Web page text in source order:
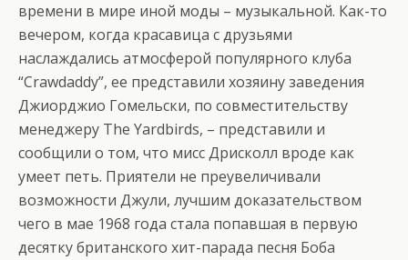
времени в мире иной моды – музыкальной. Как-то
вечером, когда красавица с друзьями
наслаждались атмосферой популярного клуба
“Crawdaddy”, ее представили хозяину заведения
Джиорджио Гомельски, по совместительству
менеджеру The Yardbirds, – представили и
сообщили о том, что мисс Дрисколл вроде как
умеет петь. Приятели не преувеличивали
возможности Джули, лучшим доказательством
чего в мае 1968 года стала попавшая в первую
десятку британского хит-парада песня Боба